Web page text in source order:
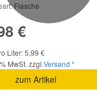
Flasche
€
Liter: 5,99 €
MwSt. zzgl.Versand *
zum Artikel